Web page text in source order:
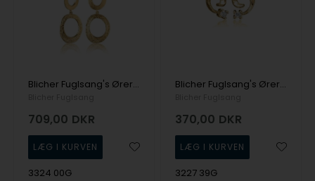
Blicher Fuglsang's Øreringe i forgyldt sølv
709,00 DKR
3324 00G
Blicher Fuglsang's Øreringe i forgyldt sølv med smukke zirkonia
370,00 DKR
3227 39G